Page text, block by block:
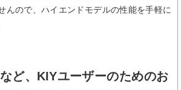
んので、ハイエンドモデルの性能を手軽に
ど、KIYユーザーのためのお